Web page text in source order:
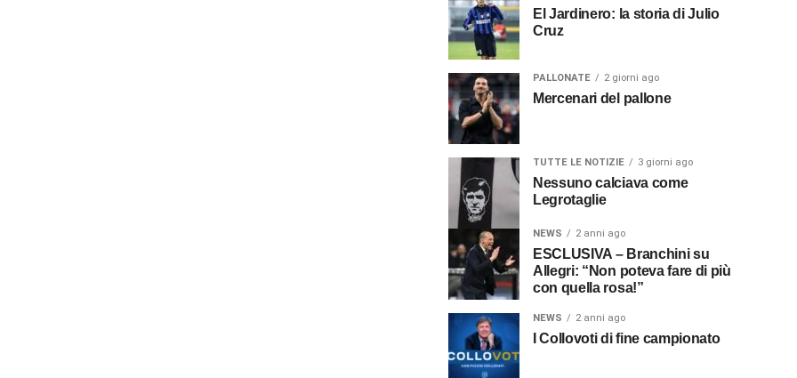
El Jardinero: la storia di Julio
Cruz
PALLONATE 2 giorni ago
Mercenari del pallone
TUTTE LE NOTIZIE 3 giorni ago
Nessuno calciava come
Legrotaglie
NEWS 2 anni ago
ESCLUSIVA – Branchini su
Allegri: “Non poteva fare di più
con quella rosa!”
NEWS 2 anni ago
I Collovoti di fine campionato